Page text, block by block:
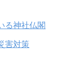
る神社仏閣
害対策